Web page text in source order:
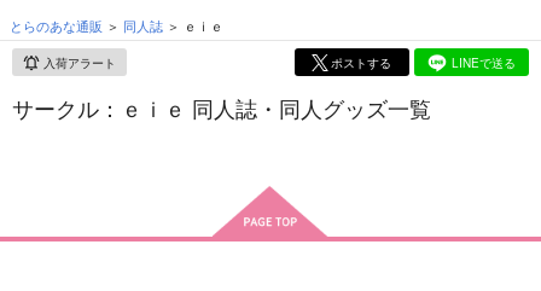
とらのあな通販 同人誌 ｅｉｅ
入荷アラート ポストする LINEで送る
サークル：ｅｉｅ 同人誌・同人グッズ一覧